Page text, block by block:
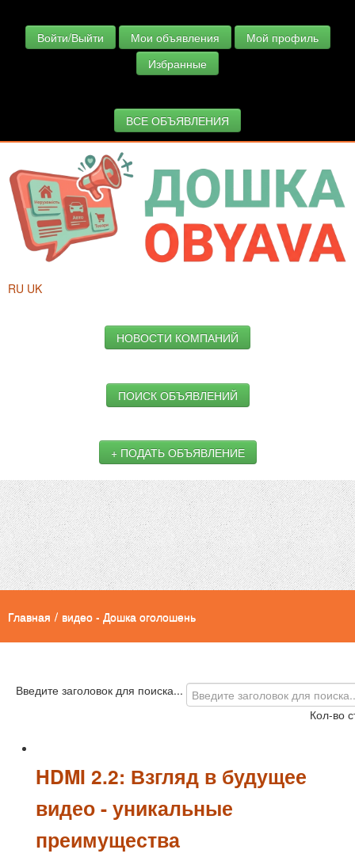
Войти/Выйти Мои объявления
Мой профиль
Избранные
ВСЕ ОБЪЯВЛЕНИЯ
RU UK
НОВОСТИ КОМПАНИЙ
ПОИСК ОБЪЯВЛЕНИЙ
+ ПОДАТЬ ОБЪЯВЛЕНИЕ
Главная / видео - Дошка оголошень
Введите заголовок для поиска...
Кол-во
HDMI 2.2: Взгляд в будущее
видео - уникальные
преимущества